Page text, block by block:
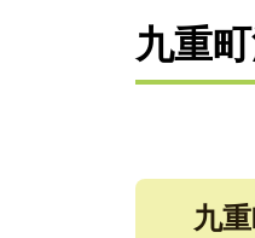
九重
九重